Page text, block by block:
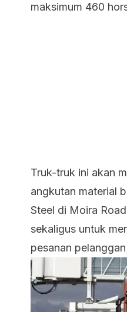
maksimum 460
Truk-truk ini akan
angkutan material
Steel di Moira
sekaligus untuk
pesanan